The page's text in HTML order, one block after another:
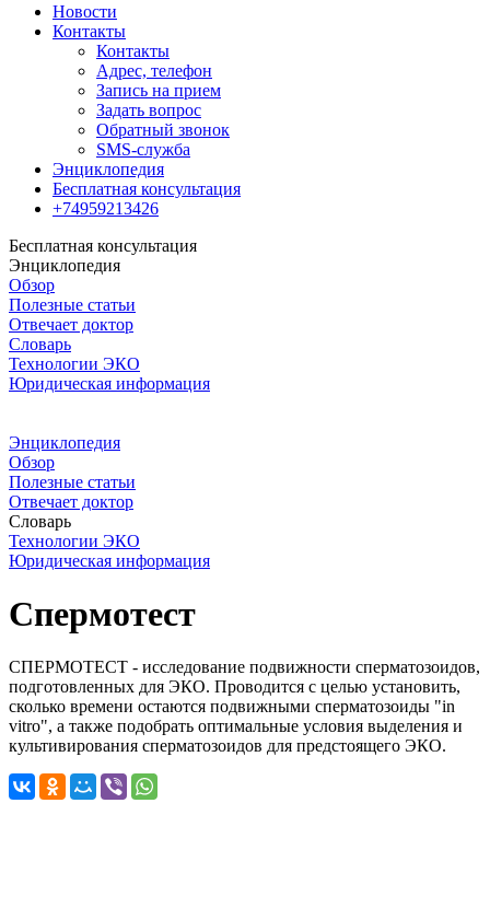
Новости
Контакты
Контакты
Адрес, телефон
Запись на прием
Задать вопрос
Обратный звонок
SMS-служба
Энциклопедия
Бесплатная консультация
+74959213426
Бесплатная консультация
Энциклопедия
Обзор
Полезные статьи
Отвечает доктор
Словарь
Технологии ЭКО
Юридическая информация
Энциклопедия
Обзор
Полезные статьи
Отвечает доктор
Словарь
Технологии ЭКО
Юридическая информация
Спермотест
СПЕРМОТЕСТ - исследование подвижности сперматозоидов,
подготовленных для ЭКО. Проводится с целью установить,
сколько времени остаются подвижными сперматозоиды "in
vitro", а также подобрать оптимальные условия выделения и
культивирования сперматозоидов для предстоящего ЭКО.